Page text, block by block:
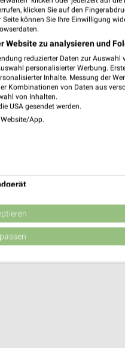
klicken Sie auf den
können Sie Ihre Einwilligung
Website zu analysieren und
reduzierter Daten zur Auswahl
personalisierter Werbung.
Inhalte. Messung der
Kombinationen von Daten aus
von Inhalten.
USA gesendet werden.
App.